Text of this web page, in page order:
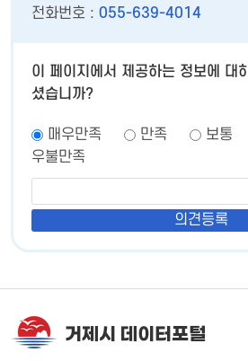
전화번호 : 055-639-4014
이 페이지에서 제공하는 정보에 대
셨습니까?
매우만족 만족 보통
우불만족
거제시 데이터포털